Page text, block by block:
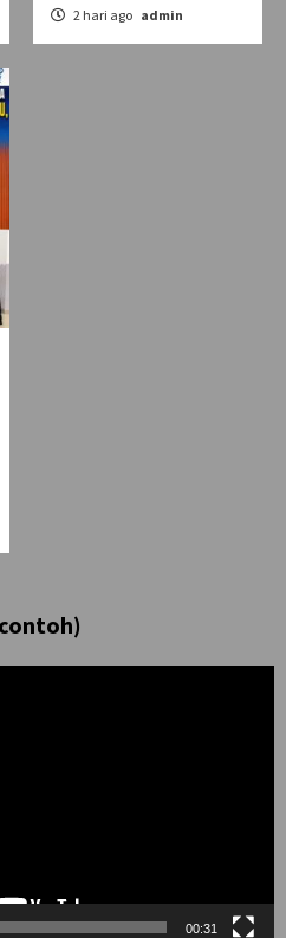
2 hari ago admin
00:31